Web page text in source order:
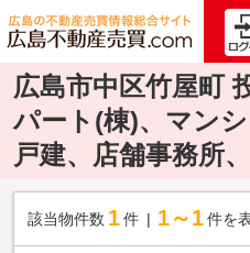
広島市中区竹屋町
パート(棟)、マンシ
戸建、店舗事務所
該当物件数 1件 1～1 件を